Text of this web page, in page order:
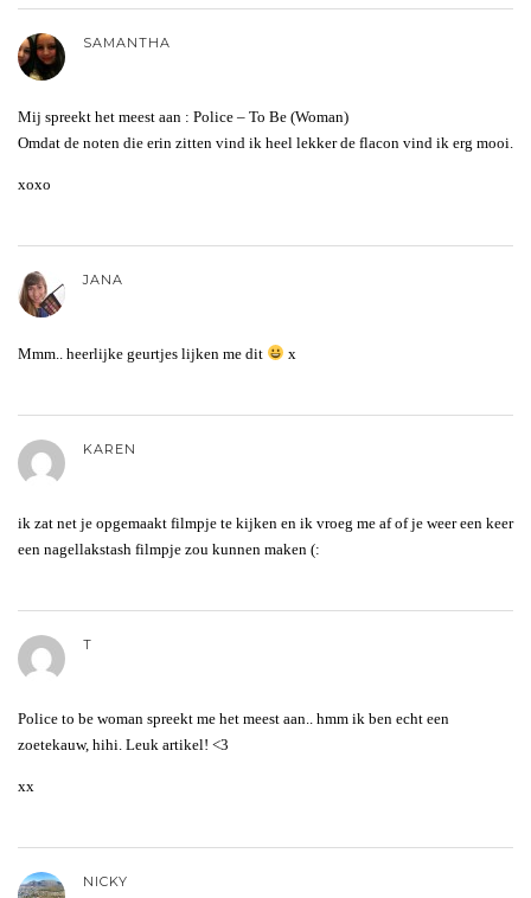
SAMANTHA
Mij spreekt het meest aan : Police – To Be (Woman)
Omdat de noten die erin zitten vind ik heel lekker de flacon vind ik erg mooi.
xoxo
JANA
Mmm.. heerlijke geurtjes lijken me dit x
KAREN
ik zat net je opgemaakt filmpje te kijken en ik vroeg me af of je weer een keer
een nagellakstash filmpje zou kunnen maken (:
T
Police to be woman spreekt me het meest aan.. hmm ik ben echt een
zoetekauw, hihi. Leuk artikel! <3
xx
NICKY